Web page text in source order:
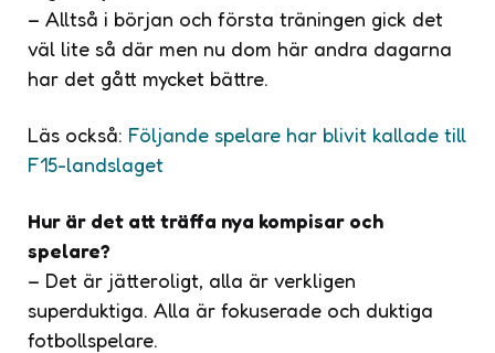
– Alltså i början och första träningen gick det
väl lite så där men nu dom här andra dagarna
har det gått mycket bättre.
Läs också: Följande spelare har blivit kallade till
F15-landslaget
Hur är det att träffa nya kompisar och
spelare?
– Det är jätteroligt, alla är verkligen
superduktiga. Alla är fokuserade och duktiga
fotbollspelare.